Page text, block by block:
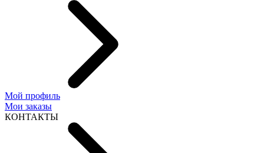
Мой профиль
Мои заказы
КОНТАКТЫ